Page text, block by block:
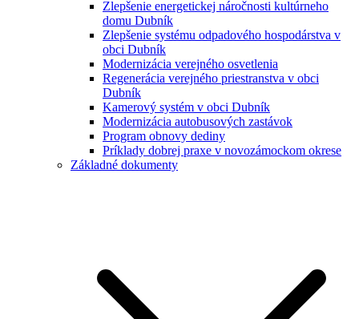
Zlepšenie energetickej náročnosti kultúrneho
domu Dubník
Zlepšenie systému odpadového hospodárstva v
obci Dubník
Modernizácia verejného osvetlenia
Regenerácia verejného priestranstva v obci
Dubník
Kamerový systém v obci Dubník
Modernizácia autobusových zastávok
Program obnovy dediny
Príklady dobrej praxe v novozámockom okrese
Základné dokumenty